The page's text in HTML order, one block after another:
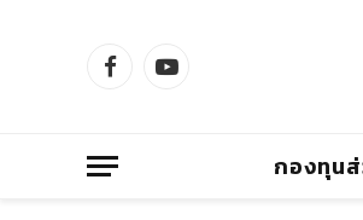
FacebookYouTube
กองทุน